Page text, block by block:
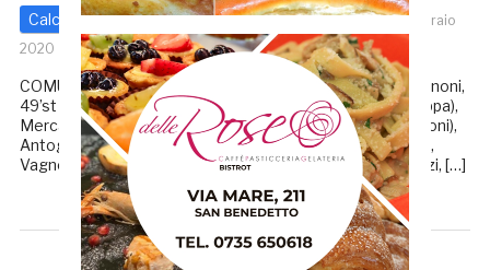
Calcio - Altre Categorie Seconda categoria
2 Febbraio
2020
diRedazione GRB
COMUNANZA-TORRIONE 1-1 MARCATORI: 30’st (rig) Vagnoni,
49’st (rig) Addarii COMUNANZA: Grande, Luzi (25’st Galloppa),
Mercatanti, Testa, Cafini, Taddei, Bernabei (40’st Ciabattoni),
Antognozzi, Raffaeli (30’st Aleandri), Ascenzi (25’st Bruni),
Vagnoni (45’st Luciani). All. Padalino. TORRIONE: Mandozzi, […]